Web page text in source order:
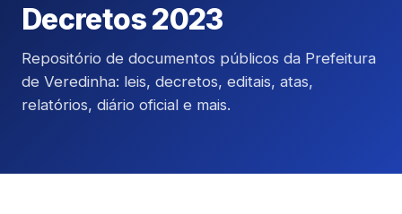
Decretos 2023
Repositório de documentos públicos da Prefeitura
de Veredinha: leis, decretos, editais, atas,
relatórios, diário oficial e mais.